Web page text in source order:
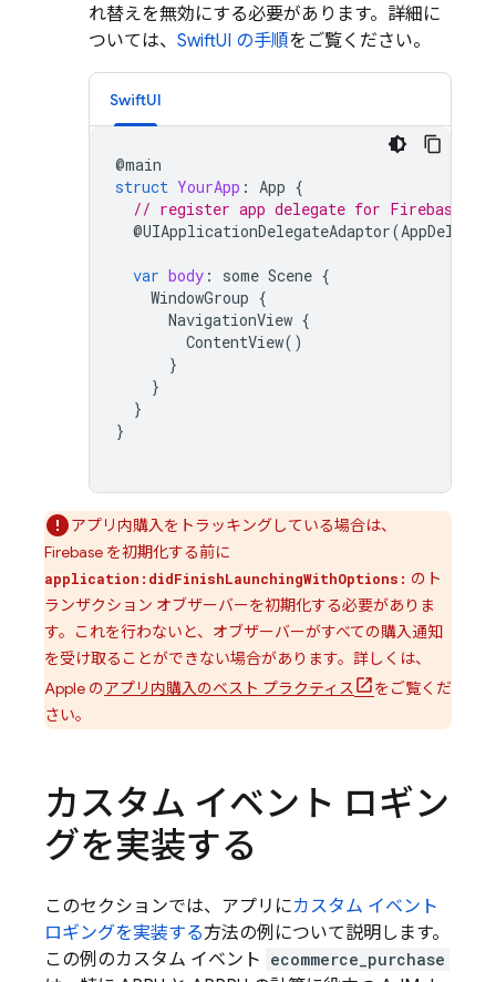
れ替えを無効にする必要があります。詳細に
ついては、 SwiftUI の手順をご覧ください。
SwiftUI
@main
struct YourApp : App {
// register app delegate for Firebase
@UIApplicationDelegateAdaptor(
var body : some Scene {
WindowGroup {
NavigationView {
ContentView()
}
}
}
}
アプリ内購入をトラッキングしている場合は、
Firebase を初期化する前に
application:didFinishLaunchingWithOptions: のト
ランザクション オブザーバーを初期化する必要がありま
す。これを行わないと、オブザーバーがすべての購入通知
を受け取ることができない場合があります。詳しくは、
Apple のアプリ内購入のベスト プラクティス
をご覧くだ
さい。
カスタム イベント ロギン
グを実装する
このセクションでは、アプリにカスタム イベント
ロギングを実装する方法の例について説明します。
この例のカスタム イベント ecommerce_purchase